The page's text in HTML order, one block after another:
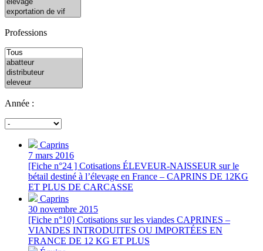
Professions
Année :
Caprins
7 mars 2016
[Fiche n°24 ] Cotisations ÉLEVEUR-NAISSEUR sur le
bétail destiné à l’élevage en France – CAPRINS DE 12KG
ET PLUS DE CARCASSE
Caprins
30 novembre 2015
[Fiche n°10] Cotisations sur les viandes CAPRINES –
VIANDES INTRODUITES OU IMPORTÉES EN
FRANCE DE 12 KG ET PLUS